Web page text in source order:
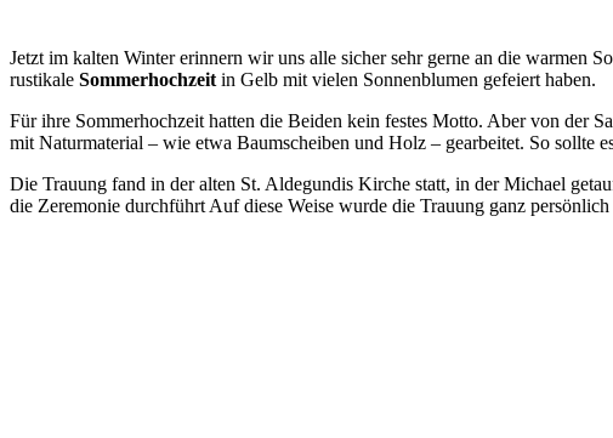
Jetzt im kalten Winter erinnern wir uns alle sicher sehr gerne an die warmen
rustikale Sommerhochzeit in Gelb mit vielen Sonnenblumen gefeiert haben.
Für ihre Sommerhochzeit hatten die Beiden kein festes Motto. Aber von der
mit Naturmaterial – wie etwa Baumscheiben und Holz – gearbeitet. So sollte
Die Trauung fand in der alten St. Aldegundis Kirche statt, in der Michael
die Zeremonie durchführt Auf diese Weise wurde die Trauung ganz